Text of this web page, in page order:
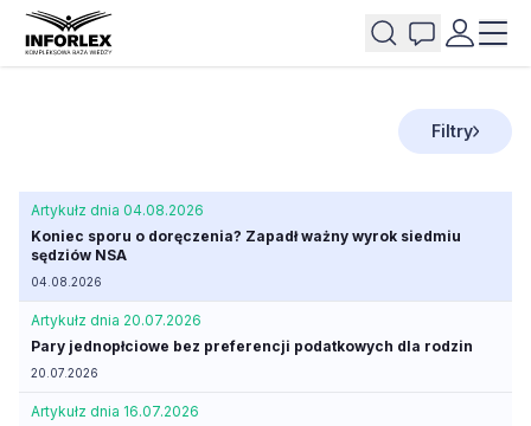
Filtry
Artykułz dnia 04.08.2026
Koniec sporu o doręczenia? Zapadł ważny wyrok siedmiu
sędziów NSA
04.08.2026
Artykułz dnia 20.07.2026
Pary jednopłciowe bez preferencji podatkowych dla rodzin
20.07.2026
Artykułz dnia 16.07.2026